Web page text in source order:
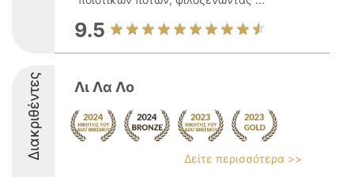
9.5
Διακριθέντες Λι Λα Λο
Δείτε περισσότερα >>